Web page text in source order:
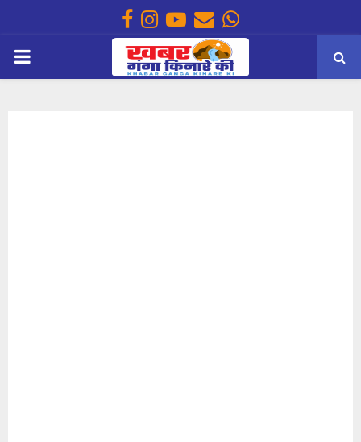
Facebook
Instagram
Youtube
EmailWhatsapp
PRIMARY